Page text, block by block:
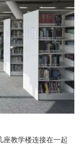
座教学楼连接在一起